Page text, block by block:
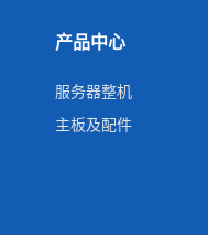
产品中心
服务器整机
主板及配件